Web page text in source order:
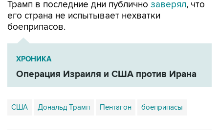
боеприпасов.
ХРОНИКА
Операция Израиля и США против Ирана
США Дональд Трамп Пентагон боеприпасы